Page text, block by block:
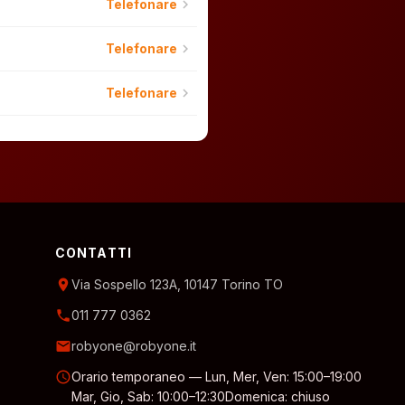
Telefonare chevron_right
Telefonare chevron_right
Telefonare chevron_right
CONTATTI
location_onVia Sospello 123A, 10147 Torino TO
phone011 777 0362
emailrobyone@robyone.it
scheduleOrario temporaneo — Lun, Mer, Ven: 15:00–19:00
Mar, Gio, Sab: 10:00–12:30Domenica: chiuso